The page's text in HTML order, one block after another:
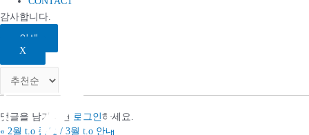
X
감사합니다.
인쇄
댓글을 남기려면 로그인하세요.
« 2월 t.o 종료 / 3월 t.o 안내